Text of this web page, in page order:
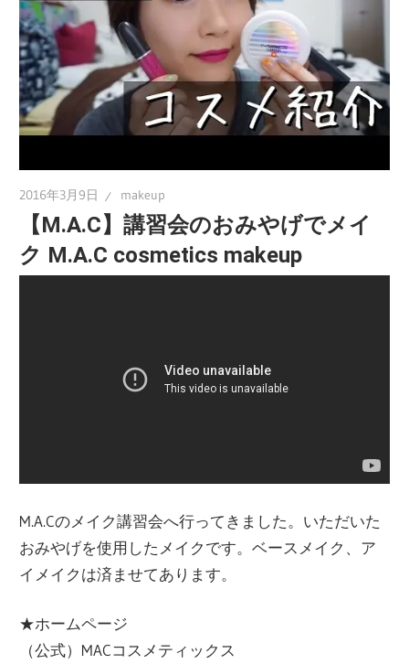
2016年3月9日 makeup
【M.A.C】講習会のおみやげでメイ
ク M.A.C cosmetics makeup
M.A.Cのメイク講習会へ行ってきました。いただいた
おみやげを使用したメイクです。ベースメイク、ア
イメイクは済ませてあります。
★ホームページ
（公式）MACコスメティックス